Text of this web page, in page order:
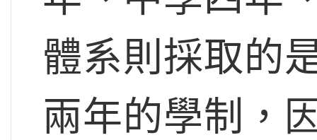
體系則採取的
兩年的學制，